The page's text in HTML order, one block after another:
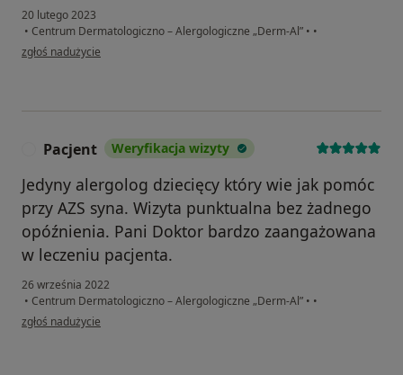
20 lutego 2023
• Centrum Dermatologiczno – Alergologiczne „Derm-Al” • •
w opinii użytkownika KZ
zgłoś nadużycie
Pacjent Weryfikacja wizyty
Jedyny alergolog dziecięcy który wie jak pomóc
przy AZS syna. Wizyta punktualna bez żadnego
opóźnienia. Pani Doktor bardzo zaangażowana
w leczeniu pacjenta.
26 września 2022
• Centrum Dermatologiczno – Alergologiczne „Derm-Al” • •
w opinii użytkownika Pacjent
zgłoś nadużycie